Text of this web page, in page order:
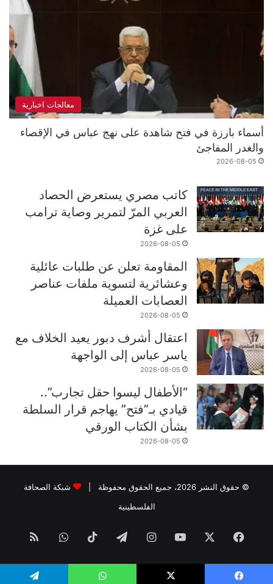
معالجات اخبارية
أسماء بارزة في فتح شاهدة على نهج عباس في الإقصاء
والغدر المفاجئ
2026-08-05
كاتب مصري يستعرض الحصاد
العربي المرّ لتمرير وصاية ترامب
على غزة
2026-08-05
المقاومة تعلن عن طلبات عائلية
وعشائرية لتسوية ملفات عناصر
العصابات العميلة
2026-08-05
اعتقال أشرف دبور يعيد الخلاف مع
ياسر عباس إلى الواجهة
2026-08-05
“الأطفال ليسوا حقل تجارب”..
قيادي بـ”فتح” يهاجم قرار السلطة
بشأن الكتاب الورقي
2026-08-05
© حقوق النشر 2026، جميع الحقوق محفوظة |
شبكة الصحافة
الفلسطينية
فيسبوك ‫YouTubeانستقرامتيلقرام ‫TikTokواتسابملخص
الموقع